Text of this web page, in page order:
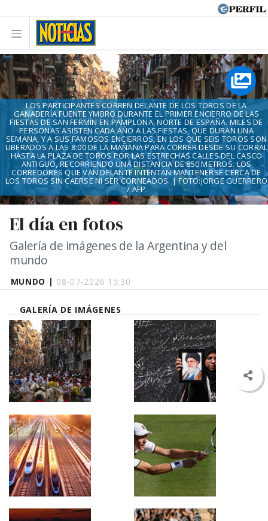
MUNDO | 08-07-2026 15:30
El día en fotos
Galería de imágenes de la Argentina y del
mundo
LOS PARTICIPANTES CORREN DELANTE DE LOS TOROS DE LA
GANADERÍA FUENTE YMBRO DURANTE EL PRIMER ENCIERRO DE LAS
FIESTAS DE SAN FERMÍN EN PAMPLONA, NORTE DE ESPAÑA. MILES DE
PERSONAS ASISTEN CADA AÑO A LAS FIESTAS, QUE DURAN UNA
SEMANA, Y A SUS FAMOSOS ENCIERROS, EN LOS QUE SEIS TOROS SON
LIBERADOS A LAS 8:00 DE LA MAÑANA PARA CORRER DESDE SU CORRAL
HASTA LA PLAZA DE TOROS POR LAS ESTRECHAS CALLES DEL CASCO
ANTIGUO, RECORRIENDO UNA DISTANCIA DE 850 METROS. LOS
CORREDORES QUE VAN DELANTE INTENTAN MANTENERSE CERCA DE
LOS TOROS SIN CAERSE NI SER CORNEADOS. | FOTO:JORGE GUERRERO
/ AFP
GALERÍA DE IMÁGENES